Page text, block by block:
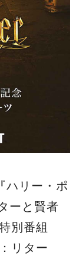
ハリー・ポ
ーと賢者
別番組
リター